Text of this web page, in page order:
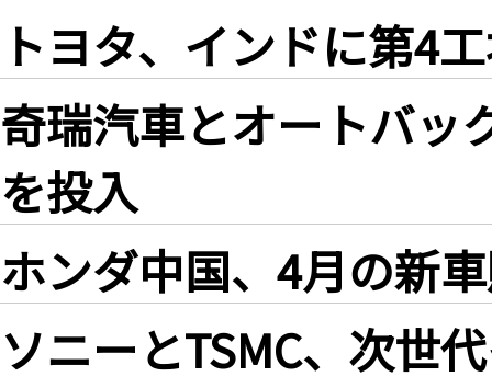
トヨタ、インドに第4
奇瑞汽車とオートバッ
を投入
ホンダ中国、4月の新
ソニーとTSMC、次世